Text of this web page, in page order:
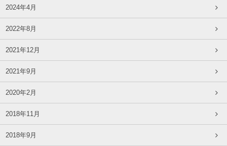
2024年4月
2022年8月
2021年12月
2021年9月
2020年2月
2018年11月
2018年9月